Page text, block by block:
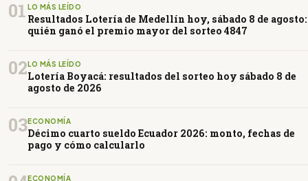
01 LO MÁS LEÍDO
Resultados Lotería de Medellín hoy, sábado 8 de agosto:
quién ganó el premio mayor del sorteo 4847
02LO MÁS LEÍDO
Lotería Boyacá: resultados del sorteo hoy sábado 8 de
agosto de 2026
03ECONOMÍA
Décimo cuarto sueldo Ecuador 2026: monto, fechas de
pago y cómo calcularlo
ECONOMÍA